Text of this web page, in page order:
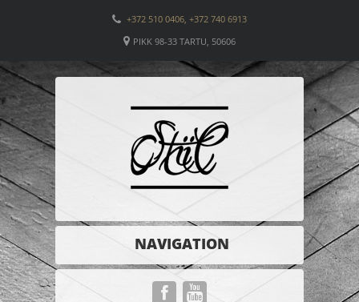
+372 510 0406, +372 740 6913
PIKK 98-33 TARTU, 50606
NAVIGATION